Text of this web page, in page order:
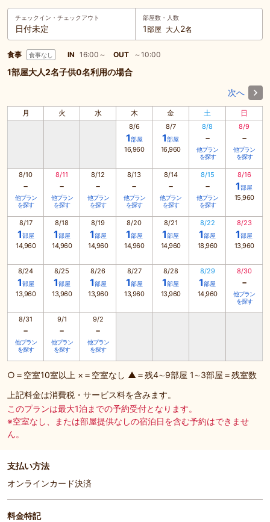
チェックイン・ チェックアウト
日付未定
部屋数・人数
1部屋 大人 2名
食事 食事なし IN 16:00～ OUT ～10:00
1部屋大人2名子供0名利用の場合
次へ
月 火 水 木 金 土 日
8/6
1部屋
16,960
8/7
1部屋
16,960
8/8
-
他プラン
を探す
8/9
-
他プラン
を探す
8/10
-
他プラン
を探す
8/11
-
他プラン
を探す
8/12
-
他プラン
を探す
8/13
-
他プラン
を探す
8/14
-
他プラン
を探す
8/15
-
他プラン
を探す
8/16
1部屋
15,960
8/17
1部屋
14,960
8/18
1部屋
14,960
8/19
1部屋
14,960
8/20
1部屋
14,960
8/21
1部屋
14,960
8/22
1部屋
18,960
8/23
1部屋
13,960
8/24
1部屋
13,960
8/25
1部屋
13,960
8/26
1部屋
13,960
8/27
1部屋
13,960
8/28
1部屋
13,960
8/29
1部屋
14,960
8/30
-
他プラン
を探す
8/31
-
他プラン
を探す
9/1
-
他プラン
を探す
9/2
-
他プラン
を探す
○＝空室10室以上 ×＝空室なし ▲＝残4∼9部屋 1∼3部屋＝残室数
上記料金は消費税・サービス料を含みます。
このプランは最大1泊までの予約受付となります。
※空室なし、または部屋提供なしの宿泊日を含む予約はできませ
ん。
支払い方法
オンラインカード決済
料金特記